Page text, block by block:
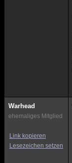
Warhead
ehemaliges Mitglied
Link kopieren
Lesezeichen setzen